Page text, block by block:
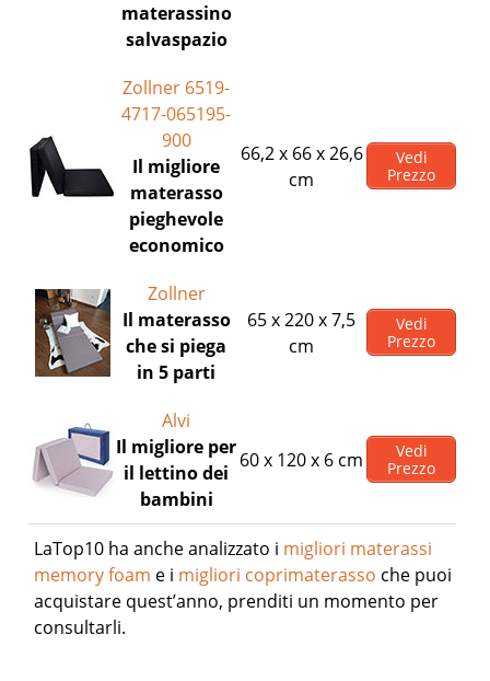
materassino
salvaspazio
Zollner 6519-
4717-065195-
900
Il migliore
materasso
pieghevole
economico
66,2 x 66 x 26,6
cm
Vedi
Prezzo
Zollner
Il materasso
che si piega
in 5 parti
65 x 220 x 7,5
cm
Vedi
Prezzo
Alvi
Il migliore per
il lettino dei
bambini
60 x 120 x 6 cm
Vedi
Prezzo
LaTop10 ha anche analizzato i migliori materassi
memory foam e i migliori coprimaterasso che puoi
acquistare quest’anno, prenditi un momento per
consultarli.